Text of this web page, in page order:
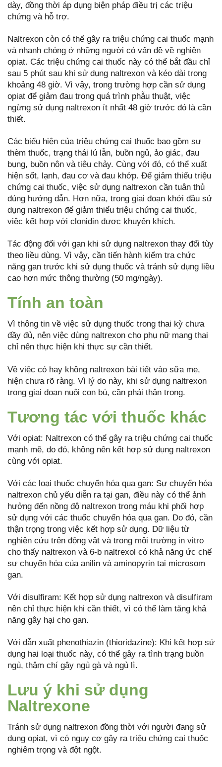
dày, đồng thời áp dụng biện pháp điều trị các triệu
chứng và hỗ trợ.
Naltrexon còn có thể gây ra triệu chứng cai thuốc mạnh
và nhanh chóng ở những người có vấn đề về nghiện
opiat. Các triệu chứng cai thuốc này có thể bắt đầu chỉ
sau 5 phút sau khi sử dụng naltrexon và kéo dài trong
khoảng 48 giờ. Vì vậy, trong trường hợp cần sử dụng
opiat để giảm đau trong quá trình phẫu thuật, việc
ngừng sử dụng naltrexon ít nhất 48 giờ trước đó là cần
thiết.
Các biểu hiện của triệu chứng cai thuốc bao gồm sự
thèm thuốc, trạng thái lú lẫn, buồn ngủ, ảo giác, đau
bụng, buồn nôn và tiêu chảy. Cùng với đó, có thể xuất
hiện sốt, lạnh, đau cơ và đau khớp. Để giảm thiểu triệu
chứng cai thuốc, việc sử dụng naltrexon cần tuân thủ
đúng hướng dẫn. Hơn nữa, trong giai đoạn khởi đầu sử
dụng naltrexon để giảm thiểu triệu chứng cai thuốc,
việc kết hợp với clonidin được khuyến khích.
Tác động đối với gan khi sử dụng naltrexon thay đổi tùy
theo liều dùng. Vì vậy, cần tiến hành kiểm tra chức
năng gan trước khi sử dụng thuốc và tránh sử dụng liều
cao hơn mức thông thường (50 mg/ngày).
Tính an toàn
Vì thông tin về việc sử dụng thuốc trong thai kỳ chưa
đầy đủ, nên việc dùng naltrexon cho phụ nữ mang thai
chỉ nên thực hiện khi thực sự cần thiết.
Về việc có hay không naltrexon bài tiết vào sữa mẹ,
hiện chưa rõ ràng. Vì lý do này, khi sử dụng naltrexon
trong giai đoạn nuôi con bú, cần phải thận trọng.
Tương tác với thuốc khác
Với opiat: Naltrexon có thể gây ra triệu chứng cai thuốc
mạnh mẽ, do đó, không nên kết hợp sử dụng naltrexon
cùng với opiat.
Với các loại thuốc chuyển hóa qua gan: Sự chuyển hóa
naltrexon chủ yếu diễn ra tại gan, điều này có thể ảnh
hưởng đến nồng độ naltrexon trong máu khi phối hợp
sử dụng với các thuốc chuyển hóa qua gan. Do đó, cần
thận trọng trong việc kết hợp sử dụng. Dữ liệu từ
nghiên cứu trên động vật và trong môi trường in vitro
cho thấy naltrexon và 6-b naltrexol có khả năng ức chế
sự chuyển hóa của anilin và aminopyrin tại microsom
gan.
Với disulfiram: Kết hợp sử dụng naltrexon và disulfiram
nên chỉ thực hiện khi cần thiết, vì có thể làm tăng khả
năng gây hại cho gan.
Với dẫn xuất phenothiazin (thioridazine): Khi kết hợp sử
dụng hai loại thuốc này, có thể gây ra tình trạng buồn
ngủ, thậm chí gây ngủ gà và ngủ lì.
Lưu ý khi sử dụng
Naltrexone
Tránh sử dụng naltrexon đồng thời với người đang sử
dụng opiat, vì có nguy cơ gây ra triệu chứng cai thuốc
nghiêm trọng và đột ngột.